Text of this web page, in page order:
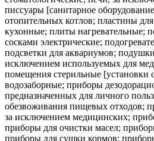
писсуары [санитарное
отопительных котлов; пластины
кухонные; плиты нагревательные;
сосками электрические;
подсветки для аквариумов;
исключением используемых для
помещения стерильные [установки
водозаборные; приборы
предназначенных для личного
обезвоживания пищевых отходов;
за исключением медицинских;
приборы для очистки масел;
приборы для сушки кормов;